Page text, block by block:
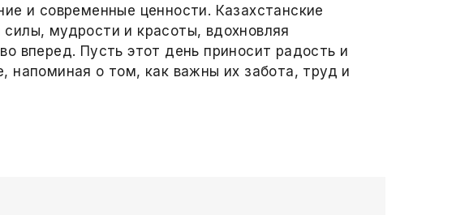
и современные ценности. Казахстанские
мудрости и красоты, вдохновляя
вперед. Пусть этот день приносит радость и
напоминая о том, как важны их забота, труд и